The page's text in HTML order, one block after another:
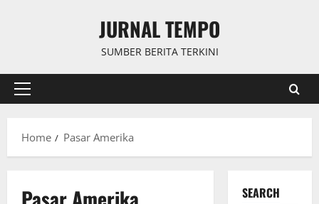
JURNAL TEMPO
SUMBER BERITA TERKINI
Primary
Home
Pasar Amerika
SEARCH